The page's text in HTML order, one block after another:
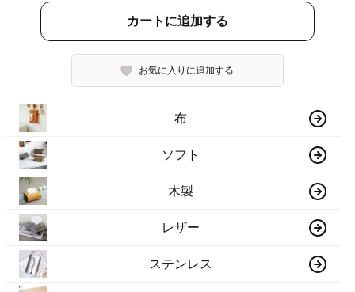
カートに追加する
お気に入りに追加する
布
ソフト
木製
レザー
ステンレス